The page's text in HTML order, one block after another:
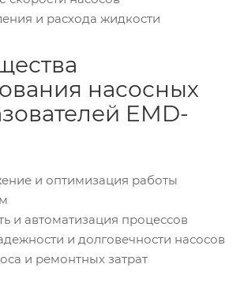
и расхода жидкости
насосных
EMD-
и оптимизация работы
и автоматизация процессов
и долговечности насосов
и ремонтных затрат